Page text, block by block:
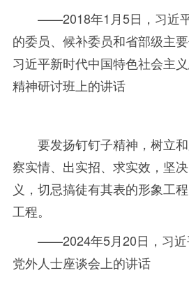
——2018年1月5日，习近
的委员、候补委员和省部级主
习近平新时代中国特色社会主
精神研讨班上的讲话
要发扬钉钉子精神，树立
察实情、出实招、求实效，坚
义，切忌搞徒有其表的形象工
工程。
——2024年5月20日，习
党外人士座谈会上的讲话